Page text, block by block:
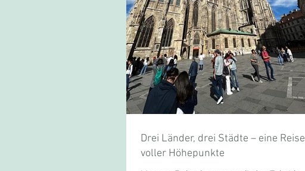
Drei Länder, drei Städte – eine Reise
voller Höhepunkte